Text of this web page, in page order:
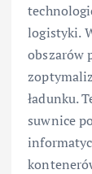
logistyki.
obszarów
ładunku.
suwnice